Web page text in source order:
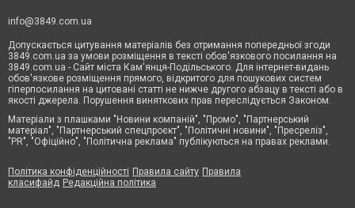
info@3849.com.ua
Допускається цитування матеріалів без отримання попередньої згоди
3849.com.ua за умови розміщення в тексті обов'язкового посилання на
3849.com.ua - Сайт міста Кам'янця-Подільського. Для інтернет-видань
обов'язкове розміщення прямого, відкритого для пошукових систем
гіперпосилання на цитовані статті не нижче другого абзацу в тексті або в
якості джерела. Порушення виняткових прав переслідується Законом.
Матеріали з плашками "Новини компаній", "Промо", "Партнерський
матеріал", "Партнерський спецпроєкт", "Політичні новини", "Пресреліз",
"PR", "Офіційно", "Політична реклама" публікуються на правах реклами.
Політика конфіденційності Правила сайту Правила
класифайд Редакційна політика